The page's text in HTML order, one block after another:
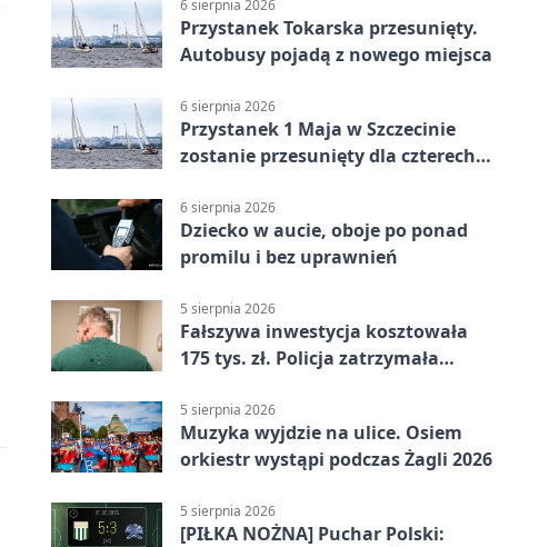
6 sierpnia 2026
Przystanek Tokarska przesunięty.
Autobusy pojadą z nowego miejsca
6 sierpnia 2026
Przystanek 1 Maja w Szczecinie
zostanie przesunięty dla czterech
6 sierpnia 2026
Dziecko w aucie, oboje po ponad
promilu i bez uprawnień
5 sierpnia 2026
Fałszywa inwestycja kosztowała
175 tys. zł. Policja zatrzymała
5 sierpnia 2026
Muzyka wyjdzie na ulice. Osiem
orkiestr wystąpi podczas Żagli 2026
5 sierpnia 2026
[PIŁKA NOŻNA] Puchar Polski: